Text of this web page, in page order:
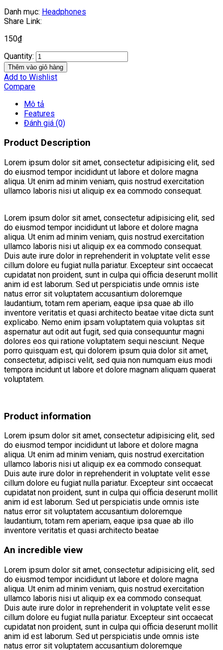
Danh mục: Headphones
Share Link:
150₫
Quantity:
Thêm vào giỏ hàng
Add to Wishlist
Compare
Mô tả
Features
Đánh giá (0)
Product Description
Lorem ipsum dolor sit amet, consectetur adipisicing elit, sed
do eiusmod tempor incididunt ut labore et dolore magna
aliqua. Ut enim ad minim veniam, quis nostrud exercitation
ullamco laboris nisi ut aliquip ex ea commodo consequat.
Lorem ipsum dolor sit amet, consectetur adipisicing elit, sed
do eiusmod tempor incididunt ut labore et dolore magna
aliqua. Ut enim ad minim veniam, quis nostrud exercitation
ullamco laboris nisi ut aliquip ex ea commodo consequat.
Duis aute irure dolor in reprehenderit in voluptate velit esse
cillum dolore eu fugiat nulla pariatur. Excepteur sint occaecat
cupidatat non proident, sunt in culpa qui officia deserunt mollit
anim id est laborum. Sed ut perspiciatis unde omnis iste
natus error sit voluptatem accusantium doloremque
laudantium, totam rem aperiam, eaque ipsa quae ab illo
inventore veritatis et quasi architecto beatae vitae dicta sunt
explicabo. Nemo enim ipsam voluptatem quia voluptas sit
aspernatur aut odit aut fugit, sed quia consequuntur magni
dolores eos qui ratione voluptatem sequi nesciunt. Neque
porro quisquam est, qui dolorem ipsum quia dolor sit amet,
consectetur, adipisci velit, sed quia non numquam eius modi
tempora incidunt ut labore et dolore magnam aliquam quaerat
voluptatem.
Product information
Lorem ipsum dolor sit amet, consectetur adipisicing elit, sed
do eiusmod tempor incididunt ut labore et dolore magna
aliqua. Ut enim ad minim veniam, quis nostrud exercitation
ullamco laboris nisi ut aliquip ex ea commodo consequat.
Duis aute irure dolor in reprehenderit in voluptate velit esse
cillum dolore eu fugiat nulla pariatur. Excepteur sint occaecat
cupidatat non proident, sunt in culpa qui officia deserunt mollit
anim id est laborum. Sed ut perspiciatis unde omnis iste
natus error sit voluptatem accusantium doloremque
laudantium, totam rem aperiam, eaque ipsa quae ab illo
inventore veritatis et quasi architecto beatae
An incredible view
Lorem ipsum dolor sit amet, consectetur adipisicing elit, sed
do eiusmod tempor incididunt ut labore et dolore magna
aliqua. Ut enim ad minim veniam, quis nostrud exercitation
ullamco laboris nisi ut aliquip ex ea commodo consequat.
Duis aute irure dolor in reprehenderit in voluptate velit esse
cillum dolore eu fugiat nulla pariatur. Excepteur sint occaecat
cupidatat non proident, sunt in culpa qui officia deserunt mollit
anim id est laborum. Sed ut perspiciatis unde omnis iste
natus error sit voluptatem accusantium doloremque